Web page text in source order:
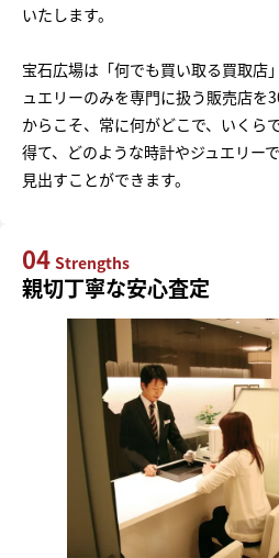
いたします。
宝石広場は「何でも買い取る買取店
ュエリーのみを専門に扱う販売店を
からこそ、常に何がどこで、いくら
得て、どのような時計やジュエリー
見出すことができます。
04 Strengths
親切丁寧な安心査定